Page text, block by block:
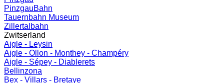
PinzgauBahn
Tauernbahn Museum
Zillertalbahn
Zwitserland
Aigle - Leysin
Aigle - Ollon - Monthey - Champéry
Aigle - Sépey - Diablerets
Bellinzona
Bex - Villars - Bretaye